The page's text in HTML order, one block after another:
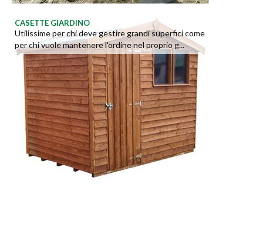
CASETTE GIARDINO
Utilissime per chi deve gestire grandi superfici come
per chi vuole mantenere l'ordine nel proprio g...